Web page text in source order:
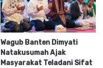
Wagub Banten Dimyati
Natakusumah Ajak
Masyarakat Teladani Sifat